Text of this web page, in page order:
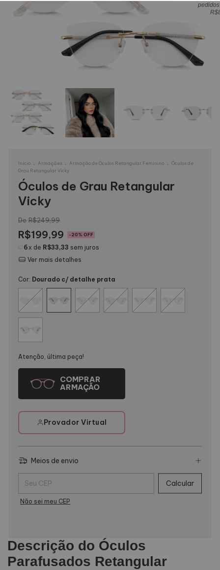
Início Armações Armação de Óculos Retangular Feminino
Óculos de
Grau Retangular Vicky
Óculos de Grau Retangular
Vicky
R$249,99
R$199,99 -20% OFF
6 x de R$33,33 sem juros
Ver mais detalhes
Cor: Dourado c/ detalhe prata
Atenção, última peça!
Provador Virtual
Meios de envio
Entregas para o CEP:
Calcular
Não sei meu CEP
Descrição do Óculos
Parafusados Retangular